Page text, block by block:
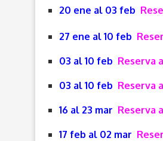
20 ene al 03 feb
27 ene al 10 feb
03 al 10 feb Reserva
03 al 10 feb Reserva
16 al 23 mar Reserva
17 feb al 02 mar